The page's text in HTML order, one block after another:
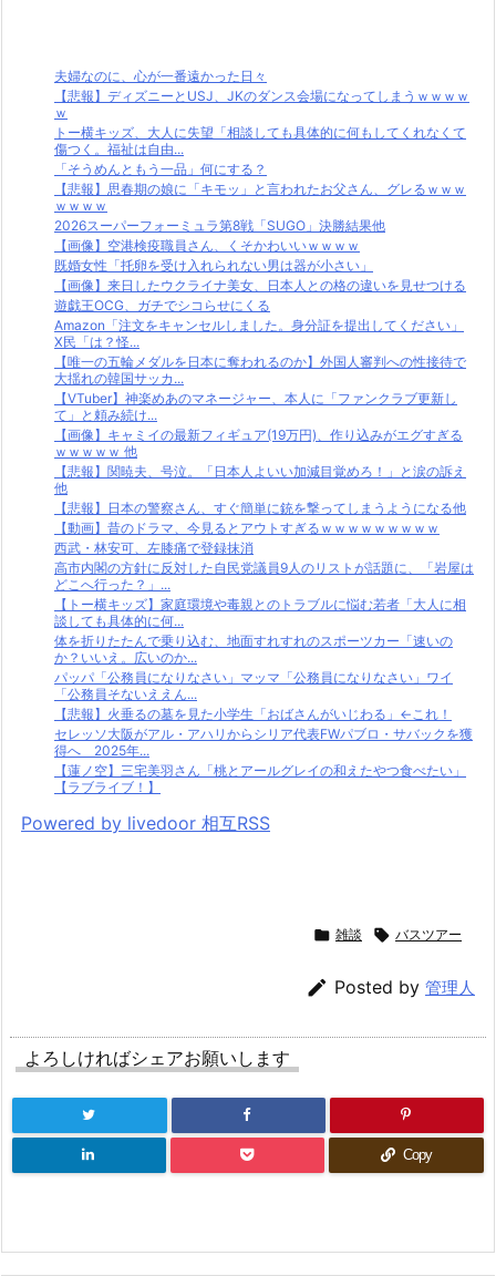
夫婦なのに、心が一番遠かった日々
【悲報】ディズニーとUSJ、JKのダンス会場になってしまうｗｗｗｗ
ｗ
トー横キッズ、大人に失望「相談しても具体的に何もしてくれなくて
傷つく。福祉は自由...
「そうめんともう一品」何にする？
【悲報】思春期の娘に「キモッ」と言われたお父さん、グレるｗｗｗ
ｗｗｗｗ
2026スーパーフォーミュラ第8戦「SUGO」決勝結果他
【画像】空港検疫職員さん、くそかわいいｗｗｗｗ
既婚女性「托卵を受け入れられない男は器が小さい」
【画像】来日したウクライナ美女、日本人との格の違いを見せつける
遊戯王OCG、ガチでシコらせにくる
Amazon「注文をキャンセルしました。身分証を提出してください」
X民「は？怪...
【唯一の五輪メダルを日本に奪われるのか】外国人審判への性接待で
大揺れの韓国サッカ...
【VTuber】神楽めあのマネージャー、本人に「ファンクラブ更新し
て」と頼み続け...
【画像】キャミイの最新フィギュア(19万円)、作り込みがエグすぎる
ｗｗｗｗｗ 他
【悲報】関暁夫、号泣。「日本人よいい加減目覚めろ！」と涙の訴え
他
【悲報】日本の警察さん、すぐ簡単に銃を撃ってしまうようになる他
【動画】昔のドラマ、今見るとアウトすぎるｗｗｗｗｗｗｗｗｗ
西武・林安可、左膝痛で登録抹消
高市内閣の方針に反対した自民党議員9人のリストが話題に、「岩屋は
どこへ行った？」...
【トー横キッズ】家庭環境や毒親とのトラブルに悩む若者「大人に相
談しても具体的に何...
体を折りたたんで乗り込む、地面すれすれのスポーツカー「速いの
か？いいえ。広いのか...
パッパ「公務員になりなさい」マッマ「公務員になりなさい」ワイ
「公務員そないええん...
【悲報】火垂るの墓を見た小学生「おばさんがいじわる」←これ！
セレッソ大阪がアル・アハリからシリア代表FWパブロ・サバックを獲
得へ 2025年...
【蓮ノ空】三宅美羽さん「桃とアールグレイの和えたやつ食べたい」
【ラブライブ！】
Powered by livedoor 相互RSS
 雑談  バスツアー
 Posted by 管理人
よろしければシェアお願いします
Copy